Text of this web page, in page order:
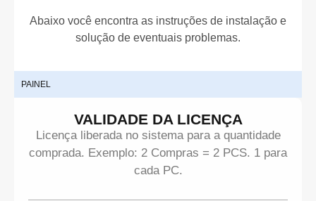
Abaixo você encontra as instruções de instalação e
solução de eventuais problemas.
PAINEL
VALIDADE DA LICENÇA
Licença liberada no sistema para a quantidade
comprada. Exemplo: 2 Compras = 2 PCS. 1 para
cada PC.